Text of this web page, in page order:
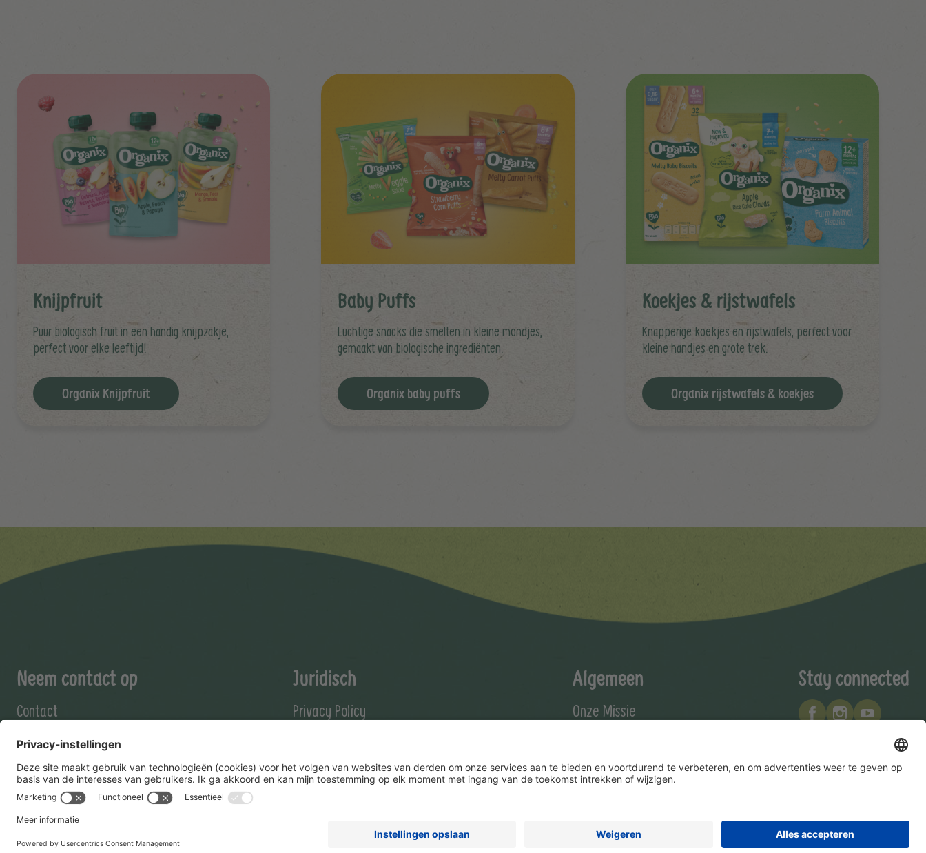
Knijpfruit
Puur biologisch fruit in een handig knijpzakje,
perfect voor elke leeftijd!
Organix Knijpfruit
Baby Puffs
Luchtige snacks die smelten in kleine mondjes,
gemaakt van biologische ingrediënten.
Organix baby puffs
Koekjes & rijstwafels
Knapperige koekjes en rijstwafels, perfect voor
kleine handjes en grote trek.
Organix rijstwafels & koekjes
Neem contact op
Contact
Juridisch
Privacy Policy
Algemene voorwaarden
Algemeen
Onze Missie
Stay connected
Copyright © Hero Benelux 2026